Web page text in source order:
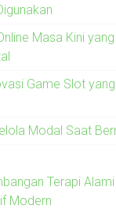
Masa Kini
Game Slot
Modal Saat
Terapi
Modern